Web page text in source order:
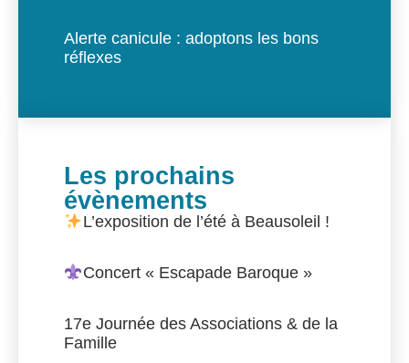
Alerte canicule : adoptons les bons
réflexes
Les prochains
évènements
L’exposition de l’été à Beausoleil !
Concert « Escapade Baroque »
17e Journée des Associations & de la
Famille